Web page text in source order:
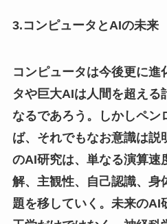
3.コンピュータとAIの未来
コンピュータは今後更に進
タや巨大AIは人間を超える
なるであろう。しかしペン
ば、それでもなお意識は説
のAI研究は、単なる演算速
解、主観性、自己認識、身
題を移していく。未来のAI